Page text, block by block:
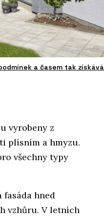
a časem tak získává
vyrobeny z
plísním a hmyzu.
všechny typy
hned
vzhůru. V letních